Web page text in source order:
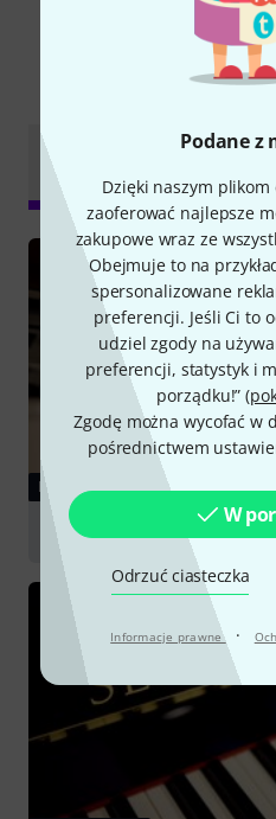
Podane z
Dzięki naszym
zaoferować najlepsze
zakupowe wraz ze
Obejmuje to na
spersonalizowane
preferencji. Jeśli Ci to
udziel zgody na
preferencji, statystyk i
porządku!” (
Zgodę można wycofać w
pośrednictwem
W
Odrzuć ciasteczka
Informacje prawne ·
Czy
Wszystko
PORADNIKI
Digital Pianos